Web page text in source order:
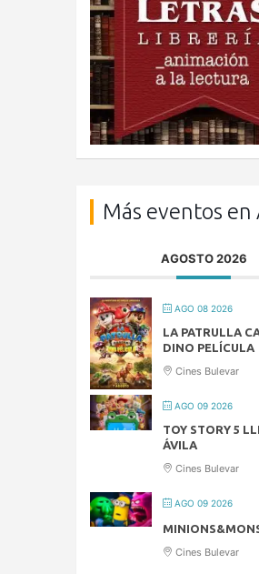
Más eventos en
AGOSTO 2026
AGO 08 2026
LA PATRULLA
DINO PELÍCULA
Cines Bulevar
AGO 09 2026
TOY STORY 5
ÁVILA
Cines Bulevar
AGO 09 2026
Cines Bulevar